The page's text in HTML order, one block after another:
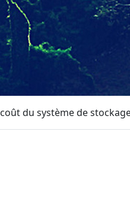
coût du système de